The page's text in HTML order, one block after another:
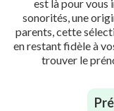
est là pour vous
sonorités, une
parents, cette
en restant fidèle à
trouver le